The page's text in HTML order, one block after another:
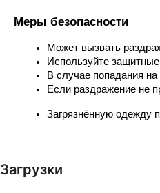
Меры безопасности
Может вызвать
Используйте
В случае попадания
Если раздражение не
Загрязнённую одежду
Загрузки